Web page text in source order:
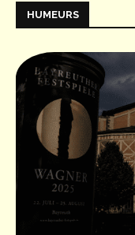
HUMEURS